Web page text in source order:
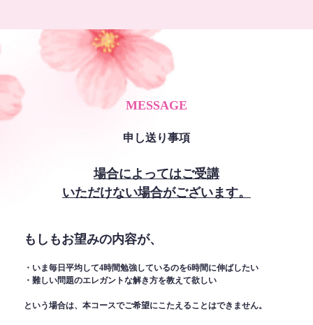
MESSAGE
申し送り事項
場合によってはご受講
いただけない場合がございます。
もしもお望みの内容が、
・いま毎日平均して4時間勉強しているのを6時間に伸ばしたい
・難しい問題のエレガントな解き方を教えて欲しい
という場合は、本コースでご希望にこたえることはできません。